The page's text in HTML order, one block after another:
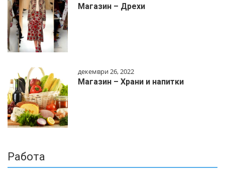
Магазин – Дрехи
декември 26, 2022
Магазин – Храни и напитки
Работа